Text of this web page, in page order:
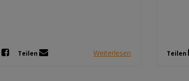
Teilen Weiterlesen Teilen